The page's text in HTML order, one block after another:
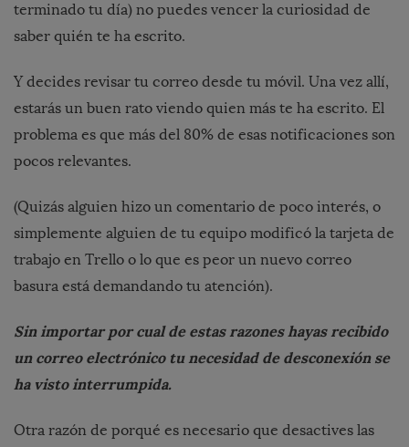
terminado tu día) no puedes vencer la curiosidad de
saber quién te ha escrito.
Y decides revisar tu correo desde tu móvil. Una vez allí,
estarás un buen rato viendo quien más te ha escrito. El
problema es que más del 80% de esas notificaciones son
pocos relevantes.
(Quizás alguien hizo un comentario de poco interés, o
simplemente alguien de tu equipo modificó la tarjeta de
trabajo en Trello o lo que es peor un nuevo correo
basura está demandando tu atención).
Sin importar por cual de estas razones hayas recibido
un correo electrónico tu necesidad de desconexión se
ha visto interrumpida.
Otra razón de porqué es necesario que desactives las